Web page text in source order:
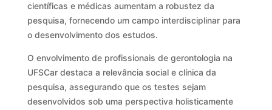
científicas e médicas aumentam a robustez da
pesquisa, fornecendo um campo interdisciplinar para
o desenvolvimento dos estudos.
O envolvimento de profissionais de gerontologia na
UFSCar destaca a relevância social e clínica da
pesquisa, assegurando que os testes sejam
desenvolvidos sob uma perspectiva holisticamente